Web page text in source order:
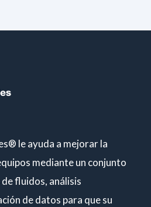
le ayuda a mejorar la
mediante un conjunto
fluidos, análisis
de datos para que su